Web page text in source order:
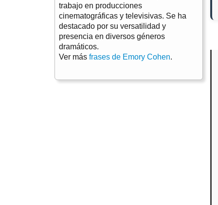
trabajo en producciones
cinematográficas y televisivas. Se ha
destacado por su versatilidad y
presencia en diversos géneros
dramáticos.
Ver más frases de Emory Cohen.